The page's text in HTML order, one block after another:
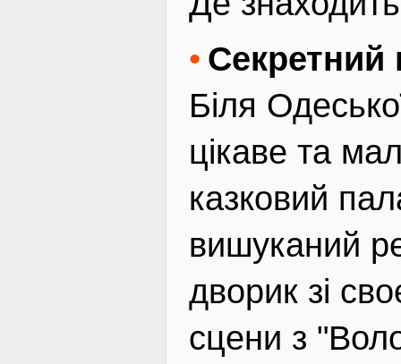
Секретний
Біля
цікаве та
казковий
вишуканий
дворик зі
сцени з